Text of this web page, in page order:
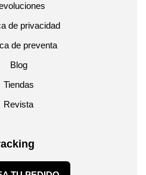
de privacidad
de preventa
Blog
Tiendas
Revista